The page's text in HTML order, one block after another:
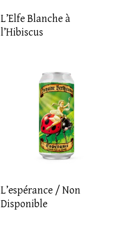
LIRE LA SUITE
L’Elfe Blanche à
l’Hibiscus
LIRE LA SUITE
L’espérance / Non
Disponible